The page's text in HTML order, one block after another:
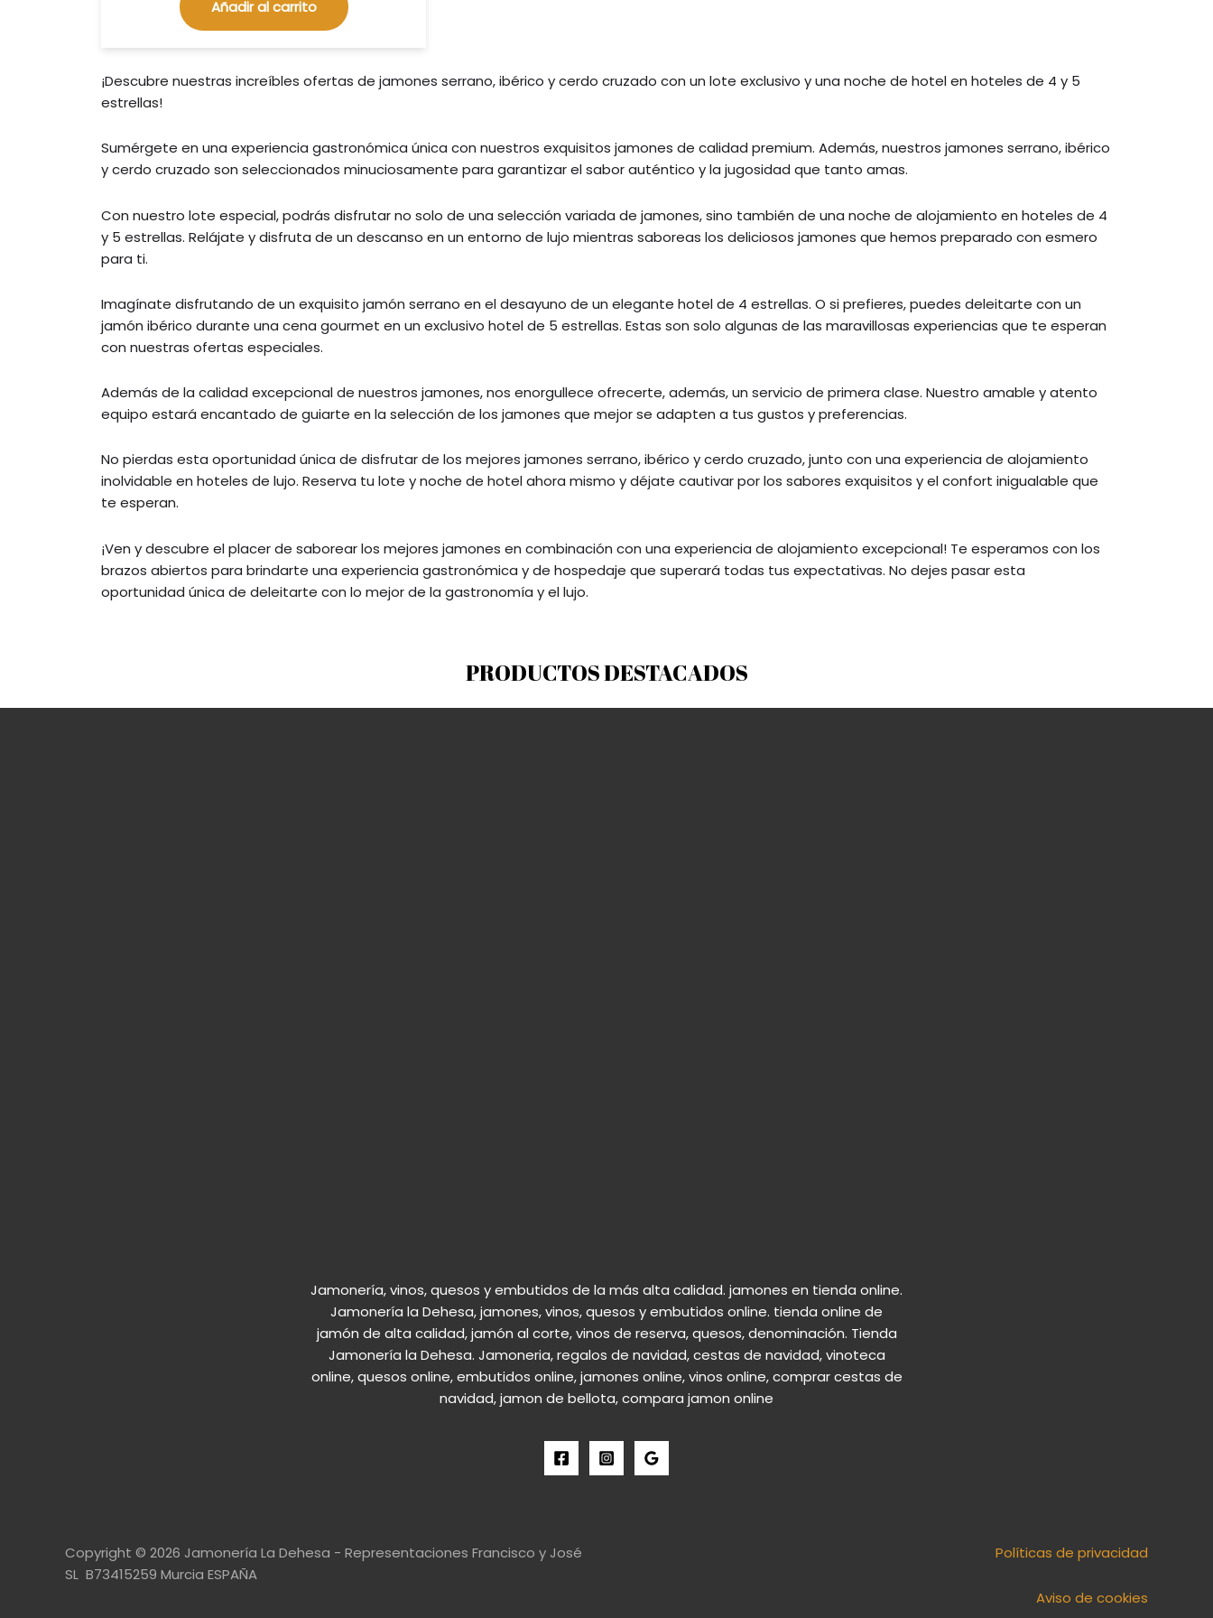
Añadir al carrito
¡Descubre nuestras increíbles ofertas de jamones serrano, ibérico y cerdo cruzado con un lote exclusivo y una noche de hotel en hoteles de 4 y 5
estrellas!
Sumérgete en una experiencia gastronómica única con nuestros exquisitos jamones de calidad premium. Además, nuestros jamones serrano, ibérico
y cerdo cruzado son seleccionados minuciosamente para garantizar el sabor auténtico y la jugosidad que tanto amas.
Con nuestro lote especial, podrás disfrutar no solo de una selección variada de jamones, sino también de una noche de alojamiento en hoteles de 4
y 5 estrellas. Relájate y disfruta de un descanso en un entorno de lujo mientras saboreas los deliciosos jamones que hemos preparado con esmero
para ti.
Imagínate disfrutando de un exquisito jamón serrano en el desayuno de un elegante hotel de 4 estrellas. O si prefieres, puedes deleitarte con un
jamón ibérico durante una cena gourmet en un exclusivo hotel de 5 estrellas. Estas son solo algunas de las maravillosas experiencias que te esperan
con nuestras ofertas especiales.
Además de la calidad excepcional de nuestros jamones, nos enorgullece ofrecerte, además, un servicio de primera clase. Nuestro amable y atento
equipo estará encantado de guiarte en la selección de los jamones que mejor se adapten a tus gustos y preferencias.
No pierdas esta oportunidad única de disfrutar de los mejores jamones serrano, ibérico y cerdo cruzado, junto con una experiencia de alojamiento
inolvidable en hoteles de lujo. Reserva tu lote y noche de hotel ahora mismo y déjate cautivar por los sabores exquisitos y el confort inigualable que
te esperan.
¡Ven y descubre el placer de saborear los mejores jamones en combinación con una experiencia de alojamiento excepcional! Te esperamos con los
brazos abiertos para brindarte una experiencia gastronómica y de hospedaje que superará todas tus expectativas. No dejes pasar esta
oportunidad única de deleitarte con lo mejor de la gastronomía y el lujo.
PRODUCTOS DESTACADOS
Jamonería, vinos, quesos y embutidos de la más alta calidad. jamones en tienda online.
Jamonería la Dehesa, jamones, vinos, quesos y embutidos online. tienda online de
jamón de alta calidad, jamón al corte, vinos de reserva, quesos, denominación. Tienda
Jamonería la Dehesa. Jamoneria, regalos de navidad, cestas de navidad, vinoteca
online, quesos online, embutidos online, jamones online, vinos online, comprar cestas de
navidad, jamon de bellota, compara jamon online
Copyright © 2026 Jamonería La Dehesa - Representaciones Francisco y José
SL B73415259 Murcia ESPAÑA
Políticas de privacidad
Aviso de cookies